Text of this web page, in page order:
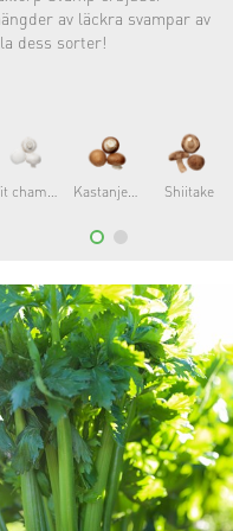
av läckra svampar av
dess sorter!
Shiitake